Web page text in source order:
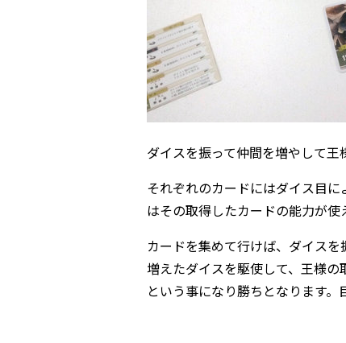
ダイスを振って仲間を増やして王
それぞれのカードにはダイス目
はその取得したカードの能力が使
カードを集めて行けば、ダイスを
増えたダイスを駆使して、王様
という事になり勝ちとなります。